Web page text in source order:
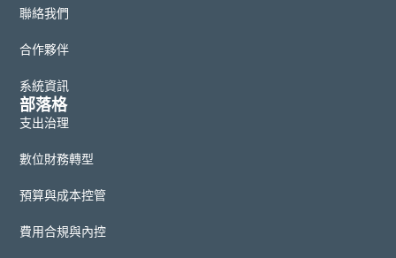
聯絡我們
合作夥伴
系統資訊
部落格
支出治理
數位財務轉型
預算與成本控管
費用合規與內控